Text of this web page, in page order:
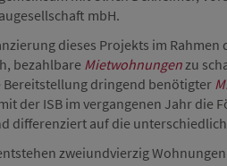
mbH.
dieses Projekts im
bezahlbare Mietwohnungenzu
Bereitstellung dringend benötigter
der ISB im vergangenen Jahr die
differenziert auf die
zweiundvierzig